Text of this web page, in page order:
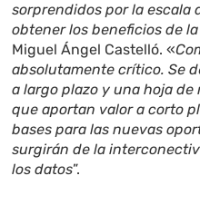
sorprendidos por la escala
obtener los beneficios de
Miguel Ángel Castelló. «
absolutamente crítico. Se
a largo plazo y una hoja
que aportan valor a corto
bases para las nuevas
surgirán de la
los datos”.